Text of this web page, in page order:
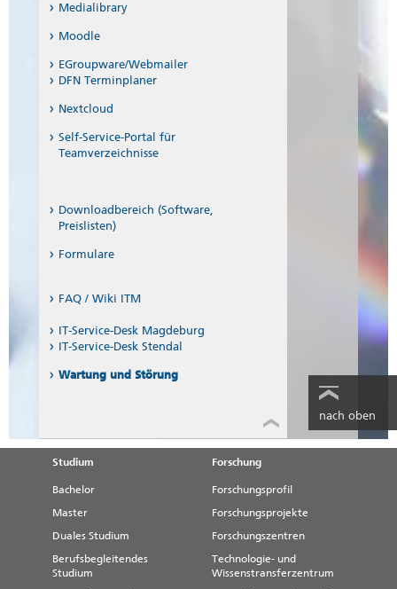
Medialibrary
Moodle
EGroupware/Webmailer
DFN Terminplaner
Nextcloud
Self-Service-Portal für
Teamverzeichnisse
Downloadbereich (Software,
Preislisten)
Formulare
FAQ / Wiki ITM
IT-Service-Desk Magdeburg
IT-Service-Desk Stendal
Wartung und Störung
nach oben
Studium
Bachelor
Master
Duales Studium
Berufsbegleitendes
Studium
Forschung
Forschungsprofil
Forschungsprojekte
Forschungszentren
Technologie- und
Wissenstransferzentrum